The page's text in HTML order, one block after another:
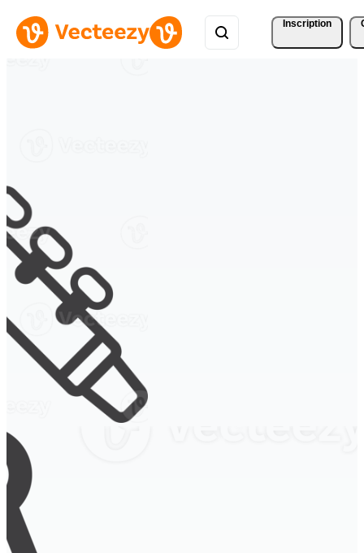
Inscription